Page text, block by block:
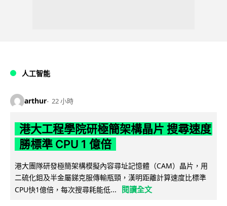
人工智能
arthur 22 小時
港大工程學院研極簡架構晶片 搜尋速度
勝標準 CPU 1 億倍
港大團隊研發極簡架構模擬內容尋址記憶體（CAM）晶片，用
二硫化鉬及半金屬銻克服傳輸瓶頸，漢明距離計算速度比標準
CPU快1億倍，每次搜尋耗能低...
閱讀全文